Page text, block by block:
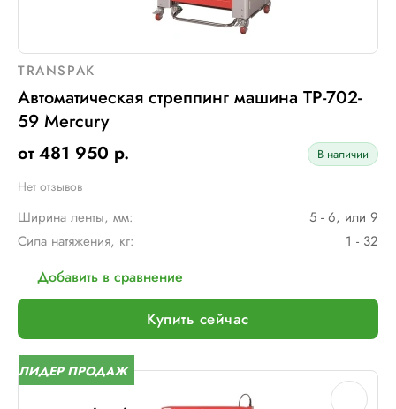
TRANSPAK
Автоматическая стреппинг машина ТР-702-
59 Mercury
от 481 950 р.
В наличии
Нет отзывов
Ширина ленты, мм:
5 - 6, или 9
Сила натяжения, кг:
1 - 32
Добавить в сравнение
Купить сейчас
ЛИДЕР ПРОДАЖ